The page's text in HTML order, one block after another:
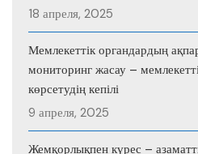
18 апреля, 2025
Мемлекеттік органдардың
мониторинг жасау –
көрсетудің кепілі
9 апреля, 2025
Жемқорлықпен күрес –